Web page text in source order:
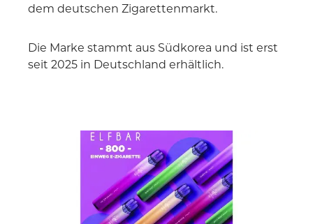
dem deutschen Zigarettenmarkt.
Die Marke stammt aus Südkorea und ist erst
seit 2025 in Deutschland erhältlich.